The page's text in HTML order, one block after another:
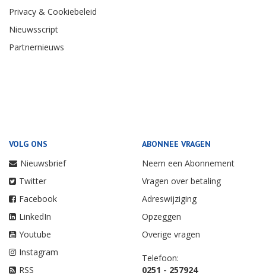
Privacy & Cookiebeleid
Nieuwsscript
Partnernieuws
VOLG ONS
Nieuwsbrief
Twitter
Facebook
LinkedIn
Youtube
Instagram
RSS
ABONNEE VRAGEN
Neem een Abonnement
Vragen over betaling
Adreswijziging
Opzeggen
Overige vragen
Telefoon:
0251 - 257924